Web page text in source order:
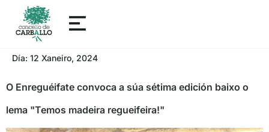
Día: 12 Xaneiro, 2024
O Enreguéifate convoca a súa sétima edición baixo o
lema "Temos madeira regueifeira!"